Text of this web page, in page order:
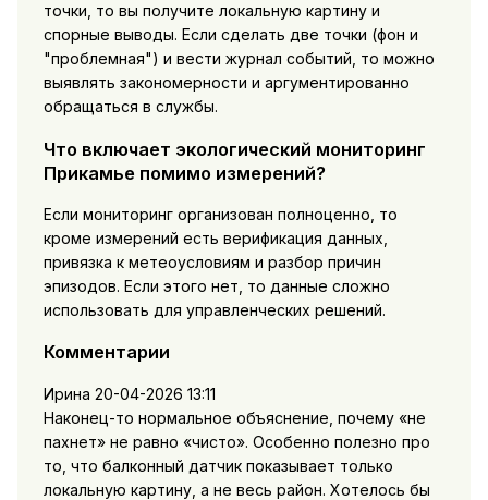
точки, то вы получите локальную картину и
спорные выводы. Если сделать две точки (фон и
"проблемная") и вести журнал событий, то можно
выявлять закономерности и аргументированно
обращаться в службы.
Что включает экологический мониторинг
Прикамье помимо измерений?
Если мониторинг организован полноценно, то
кроме измерений есть верификация данных,
привязка к метеоусловиям и разбор причин
эпизодов. Если этого нет, то данные сложно
использовать для управленческих решений.
Комментарии
Ирина 20-04-2026 13:11
Наконец-то нормальное объяснение, почему «не
пахнет» не равно «чисто». Особенно полезно про
то, что балконный датчик показывает только
локальную картину, а не весь район. Хотелось бы